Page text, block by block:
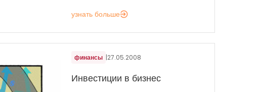
узнать больше
финансы |27.05.2008
Инвестиции в бизнес